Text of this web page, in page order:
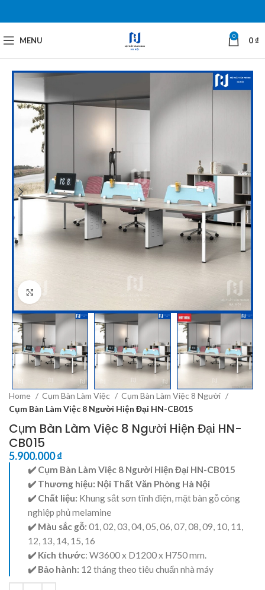
MENU 0 0₫
Home Cụm Bàn Làm Việc
Cụm Bàn Làm Việc 8 Người
Cụm Bàn Làm Việc 8 Người Hiện Đại HN-CB015
Cụm Bàn Làm Việc 8 Người Hiện Đại HN-
CB015
5.900.000₫
✔️ Cụm Bàn Làm Việc 8 Người Hiện Đại HN-CB015
✔️ Thương hiệu: Nội Thất Văn Phòng Hà Nội
✔️ Chất liệu: Khung sắt sơn tĩnh điện, mặt bàn gỗ công
nghiệp phủ melamine
✔️ Màu sắc gỗ: 01, 02, 03, 04, 05, 06, 07, 08, 09, 10, 11,
12, 13, 14, 15, 16
✔️ Kích thước: W3600 x D1200 x H750 mm.
✔️ Bảo hành: 12 tháng theo tiêu chuẩn nhà máy